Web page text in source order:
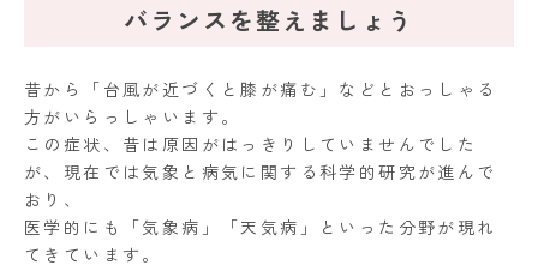
バランスを整えましょう
昔から「台風が近づくと膝が痛む」などとおっしゃる
方がいらっしゃいます。
この症状、昔は原因がはっきりしていませんでした
が、現在では気象と病気に関する科学的研究が進んで
おり、
医学的にも「気象病」「天気病」といった分野が現れ
てきています。